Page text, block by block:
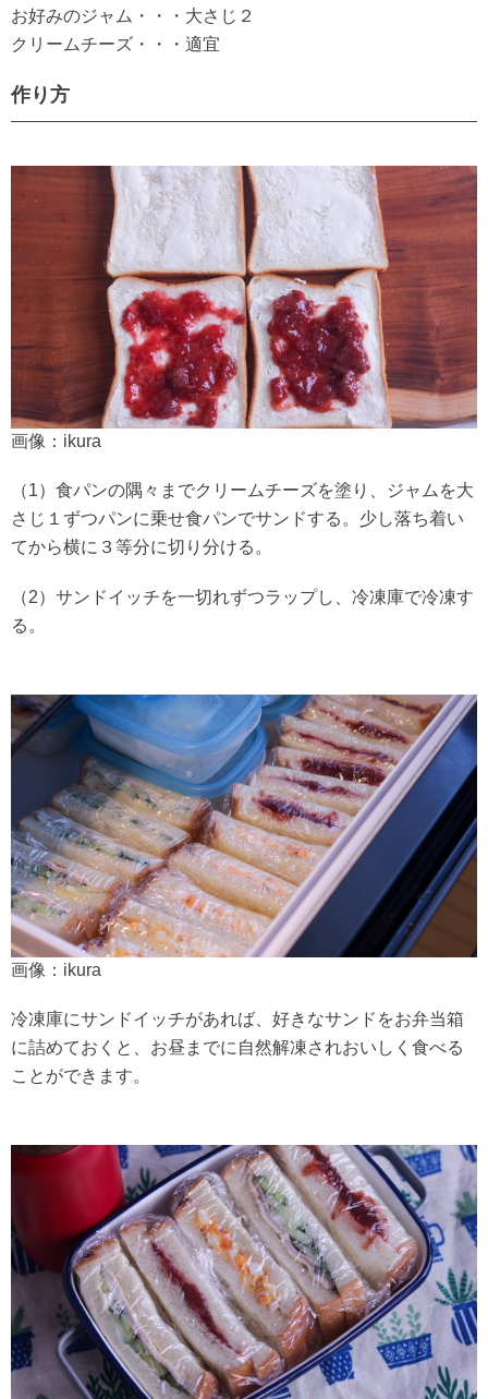
お好みのジャム・・・大さじ２
クリームチーズ・・・適宜
作り方
画像：ikura
（1）食パンの隅々までクリームチーズを塗り、ジャムを大
さじ１ずつパンに乗せ食パンでサンドする。少し落ち着い
てから横に３等分に切り分ける。
（2）サンドイッチを一切れずつラップし、冷凍庫で冷凍す
る。
画像：ikura
冷凍庫にサンドイッチがあれば、好きなサンドをお弁当箱
に詰めておくと、お昼までに自然解凍されおいしく食べる
ことができます。